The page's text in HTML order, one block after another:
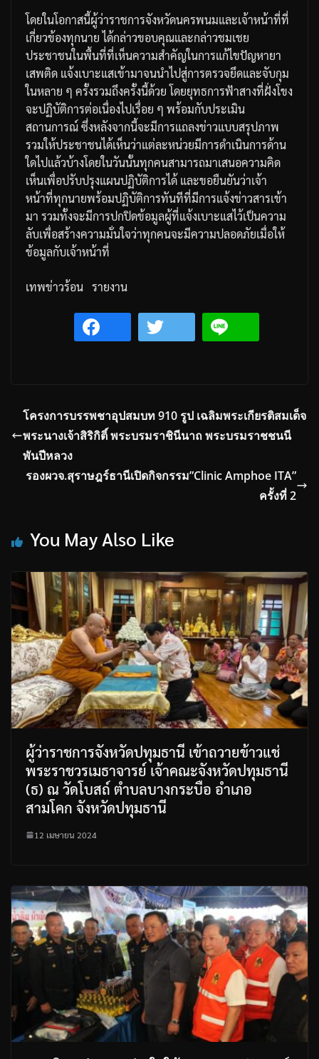
โดยในโอกาสนี้ผู้ว่าราชการจังหวัดนครพนมและเจ้าหน้าที่ที่
เกี่ยวข้องทุกนาย ได้กล่าวขอบคุณและกล่าวชมเชย
ประชาชนในพื้นที่ที่เห็นความสำคัญในการแก้ไขปัญหายา
เสพติด แจ้งเบาะแสเข้ามาจนนำไปสู่การตรวจยึดและจับกุม
ในหลาย ๆ ครั้งรวมถึงครั้งนี้ด้วย โดยยุทธการฟ้าสางที่ฝั่งโขง
จะปฏิบัติการต่อเนื่องไปเรื่อย ๆ พร้อมกับประเมิน
สถานการณ์ซึ่งหลังจากนี้จะมีการแถลงข่าวแบบสรุปภาพ
รวมให้ประชาชนได้เห็นว่าแต่ละหน่วยมีการดำเนินการด้าน
ใดไปแล้วบ้างโดยในวันนั้นทุกคนสามารถมาเสนอความคิด
เห็นเพื่อปรับปรุงแผนปฏิบัติการได้ และขอยืนยันว่าเจ้า
หน้าที่ทุกนายพร้อมปฏิบัติการทันทีที่มีการแจ้งข่าวสารเข้า
มา รวมทั้งจะมีการปกปิดข้อมูลผู้ที่แจ้งเบาะแสไว้เป็นความ
ลับเพื่อสร้างความมั่นใจว่าทุกคนจะมีความปลอดภัยเมื่อให้
ข้อมูลกับเจ้าหน้าที่
เทพข่าวร้อน รายงาน
โครงการบรรพชาอุปสมบท 910 รูป เฉลิมพระเกียรติสมเด็จ
พระนางเจ้าสิริกิติ์ พระบรมราชินีนาถ พระบรมราชชนนี
พันปีหลวง
รองผวจ.สุราษฎร์ธานีเปิดกิจกรรม”Clinic Amphoe ITA”
ครั้งที่ 2
You May Also Like
ผู้ว่าราชการจังหวัดปทุมธานี เข้าถวายข้าวแช่
พระราชวรเมธาจารย์ เจ้าคณะจังหวัดปทุมธานี
(ธ) ณ วัดโบสถ์ ตำบลบางกระบือ อำเภอ
สามโคก จังหวัดปทุมธานี
12 เมษายน 2024